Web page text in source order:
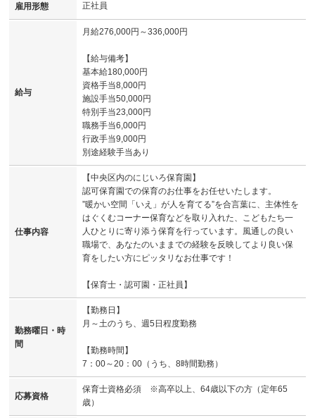
雇用形態 正社員
給与
月給276,000円～336,000円
【給与備考】
基本給180,000円
資格手当8,000円
施設手当50,000円
特別手当23,000円
職務手当6,000円
行政手当9,000円
別途経験手当あり
仕事内容
【中央区内のにじいろ保育園】
認可保育園での保育のお仕事をお任せいたします。
”暖かい空間「いえ」が人を育てる”を合言葉に、主体性を
はぐくむコーナー保育などを取り入れた、こどもたち一
人ひとりに寄り添う保育を行っています。風通しの良い
職場で、あなたのいままでの経験を反映してより良い保
育をしたい方にピッタリなお仕事です！
【保育士・認可園・正社員】
勤務曜日・時
間
【勤務日】
月～土のうち、週5日程度勤務
【勤務時間】
7：00～20：00（うち、8時間勤務）
応募資格
保育士資格必須 ※高卒以上、64歳以下の方（定年65
歳）